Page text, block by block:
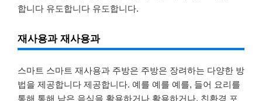
합니다 유도합니다 유도합니다.
재사용과 재사용과
스마트 스마트 재사용과 주방은 주방은 장려하는 다양한 방
법을 제공합니다 제공합니다. 예를 예를 예를, 들어 요리를
통해 통해 남은 음식을 활용하거나 활용하거나, 친환경 포